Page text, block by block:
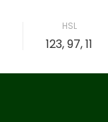
HSL
123, 97, 11